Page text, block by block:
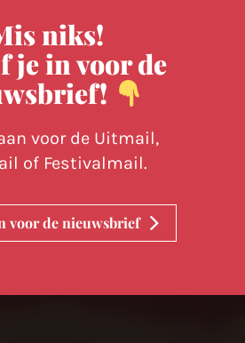
niks!
je in voor de
voor de Uitmail,
of Festivalmail.
voor de nieuwsbrief